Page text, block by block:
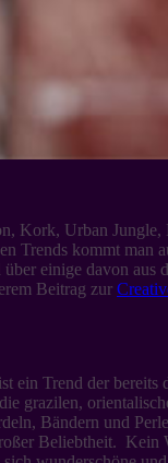
Kork, Urban Jungle,
Trends kommt man
einige davon aus
Beitrag zur
ein Trend der bereits
grazilen,
Bändern und
Beliebtheit. Kein